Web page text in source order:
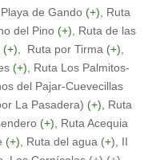
de Gando (+) , Ruta
del Pino (+) , Ruta de las
(+) , Ruta por Tirma (+)
(+) , Ruta Los Palmitos-
del Pajar-Cuevecillas
La Pasadera) (+) , Ruta
(+) , Ruta Acequia
(+) , Ruta del agua (+), II